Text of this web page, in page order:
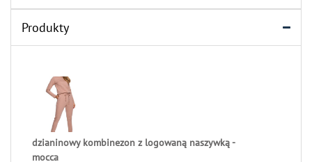
Produkty
dzianinowy kombinezon z logowaną naszywką -
mocca